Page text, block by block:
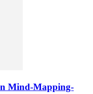
Mind-Mapping-